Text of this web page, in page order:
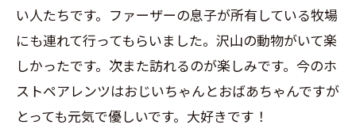
い人たちです。ファーザーの息子が所有している牧場
にも連れて行ってもらいました。沢山の動物がいて楽
しかったです。次また訪れるのが楽しみです。今のホ
ストペアレンツはおじいちゃんとおばあちゃんですが
とっても元気で優しいです。大好きです！